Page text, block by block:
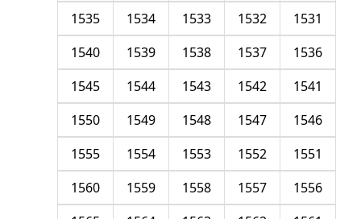
1531
1532
1533
1534
1535
1536
1537
1538
1539
1540
1541
1542
1543
1544
1545
1546
1547
1548
1549
1550
1551
1552
1553
1554
1555
1556
1557
1558
1559
1560